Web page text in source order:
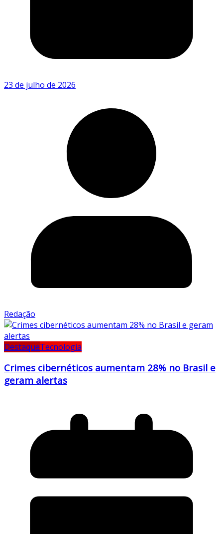
23 de julho de 2026
Redação
DestaqueTecnologia
Crimes cibernéticos aumentam 28% no Brasil e
geram alertas